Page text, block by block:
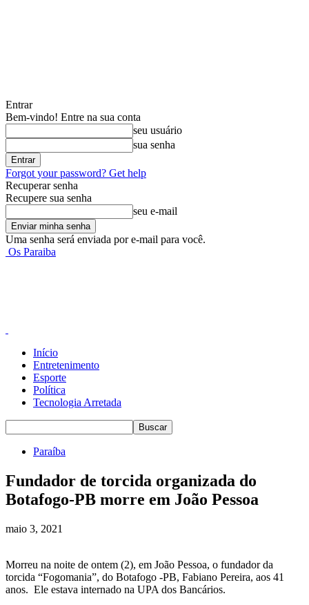
Entrar
Bem-vindo! Entre na sua conta
seu usuário
sua senha
Forgot your password? Get help
Recuperar senha
Recupere sua senha
seu e-mail
Uma senha será enviada por e-mail para você.
Os Paraiba
Início
Entretenimento
Esporte
Política
Tecnologia Arretada
Paraíba
Fundador de torcida organizada do
Botafogo-PB morre em João Pessoa
maio 3, 2021
Morreu na noite de ontem (2), em João Pessoa, o fundador da
torcida “Fogomania”, do Botafogo -PB, Fabiano Pereira, aos 41
anos. Ele estava internado na UPA dos Bancários.